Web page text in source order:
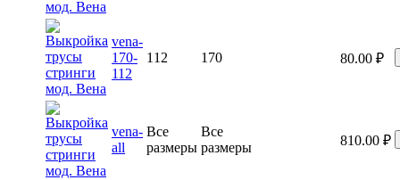
vena-
170-
112
112 170 80.00 ₽
vena-
all
Все
размеры
Все
размеры
810.00 ₽